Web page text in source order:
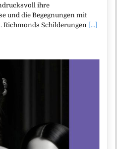
ihre
und die Begegnungen mit
Richmonds Schilderungen [...]